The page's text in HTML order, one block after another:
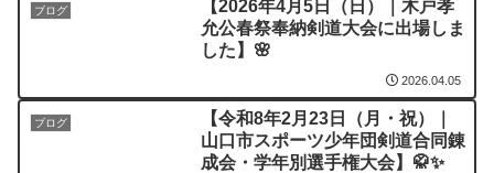
ブログ
【2026年4月5日（日）｜木戸孝
允公春祭奉納剣道大会に出場しま
した】🌸
2026.04.05
ブログ
【令和8年2月23日（月・祝）｜
山口市スポーツ少年団剣道合同錬
成会・学年別選手権大会】🥋✨